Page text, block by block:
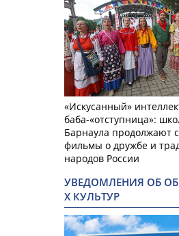
«Искусанный»
баба-«отступница»:
Барнаула продолжают
фильмы о дружбе и
народов России
УВЕДОМЛЕНИЯ ОБ
Х КУЛЬТУР